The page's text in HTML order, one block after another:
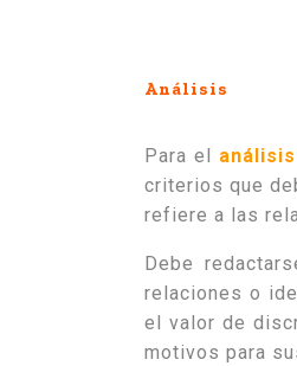
Análisis
Para el análisis
criterios que
refiere a las
Debe
relaciones o
el valor de
motivos para